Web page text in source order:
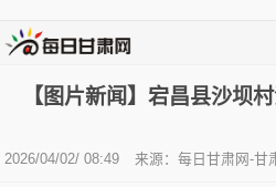
【图片新闻】宕昌县沙坝
2026/04/02/ 08:49 来源：每日甘肃网-甘